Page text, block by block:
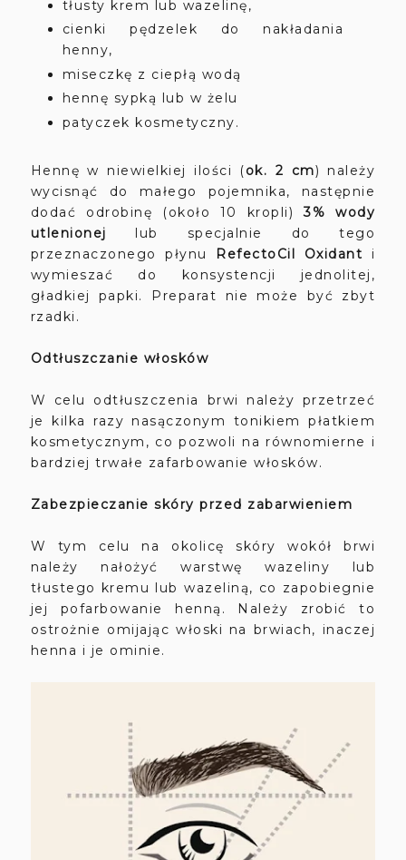
tłusty krem lub wazelinę,
cienki pędzelek do nakładania
henny,
miseczkę z ciepłą wodą
hennę sypką lub w żelu
patyczek kosmetyczny.
Hennę w niewielkiej ilości (ok. 2 cm) należy
wycisnąć do małego pojemnika, następnie
dodać odrobinę (około 10 kropli)3% wody
utlenionej lub specjalnie do tego
przeznaczonego płynu RefectoCil Oxidant i
wymieszać do konsystencji jednolitej,
gładkiej papki. Preparat nie może być zbyt
rzadki.
Odtłuszczanie włosków
W celu odtłuszczenia brwi należy przetrzeć
je kilka razy nasączonym tonikiem płatkiem
kosmetycznym, co pozwoli na równomierne i
bardziej trwałe zafarbowanie włosków.
Zabezpieczanie skóry przed zabarwieniem
W tym celu na okolicę skóry wokół brwi
należy nałożyć warstwę wazeliny lub
tłustego kremu lub wazeliną, co zapobiegnie
jej pofarbowanie henną. Należy zrobić to
ostrożnie omijając włoski na brwiach, inaczej
henna i je ominie.